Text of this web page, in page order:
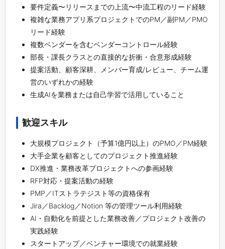
要件定義〜リリースまでの上流〜中流工程のリード経験
複雑な業務アプリ系プロジェクトでのPM／副PM／PMO
リード経験
複数ベンダーを含むベンダーコントロール経験
部長・課長クラスとの直接的な折衝・合意形成経験
提案活動、顧客深耕、メンバー育成/レビュー、チーム運
営のいずれかの経験
生成AIを業務または自己学習で活用していること
歓迎スキル
大規模プロジェクト（予算1億円以上）のPMO／PM経験
大手企業を顧客としてのプロジェクト推進経験
DX推進・業務改革プロジェクトへの参画経験
RFP対応・提案活動の経験
PMP／ITストラテジスト等の資格保有
Jira／Backlog／Notion 等の管理ツール利用経験
AI・自動化を前提とした業務改善／プロジェクト改善の
実践経験
スタートアップ／ベンチャー環境での就業経験